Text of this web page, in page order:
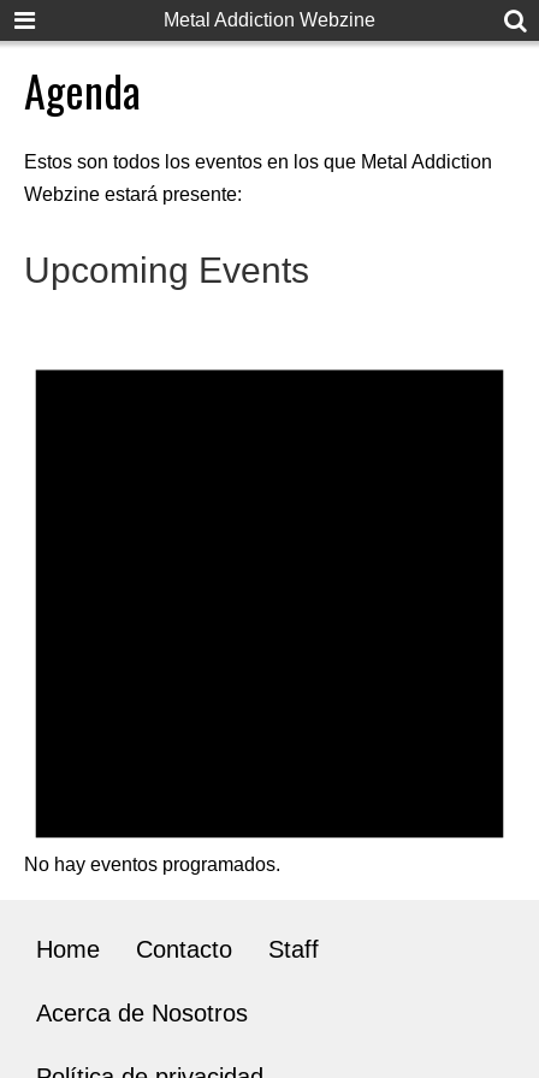
Metal Addiction Webzine
Agenda
Estos son todos los eventos en los que Metal Addiction
Webzine estará presente:
Upcoming Events
No hay eventos programados.
Home Contacto Staff
Acerca de Nosotros